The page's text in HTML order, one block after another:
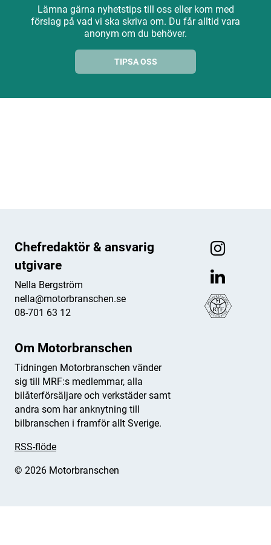
Lämna gärna nyhetstips till oss eller kom med
förslag på vad vi ska skriva om. Du får alltid vara
anonym om du behöver.
TIPSA OSS
Om Motorbranschen
Tidningen Motorbranschen vänder
sig till MRF:s medlemmar, alla
bilåterförsäljare och verkstäder samt
andra som har anknytning till
bilbranschen i framför allt Sverige.
RSS-flöde
© 2026 Motorbranschen
Chefredaktör & ansvarig
utgivare
Nella Bergström
nella@motorbranschen.se
08-701 63 12